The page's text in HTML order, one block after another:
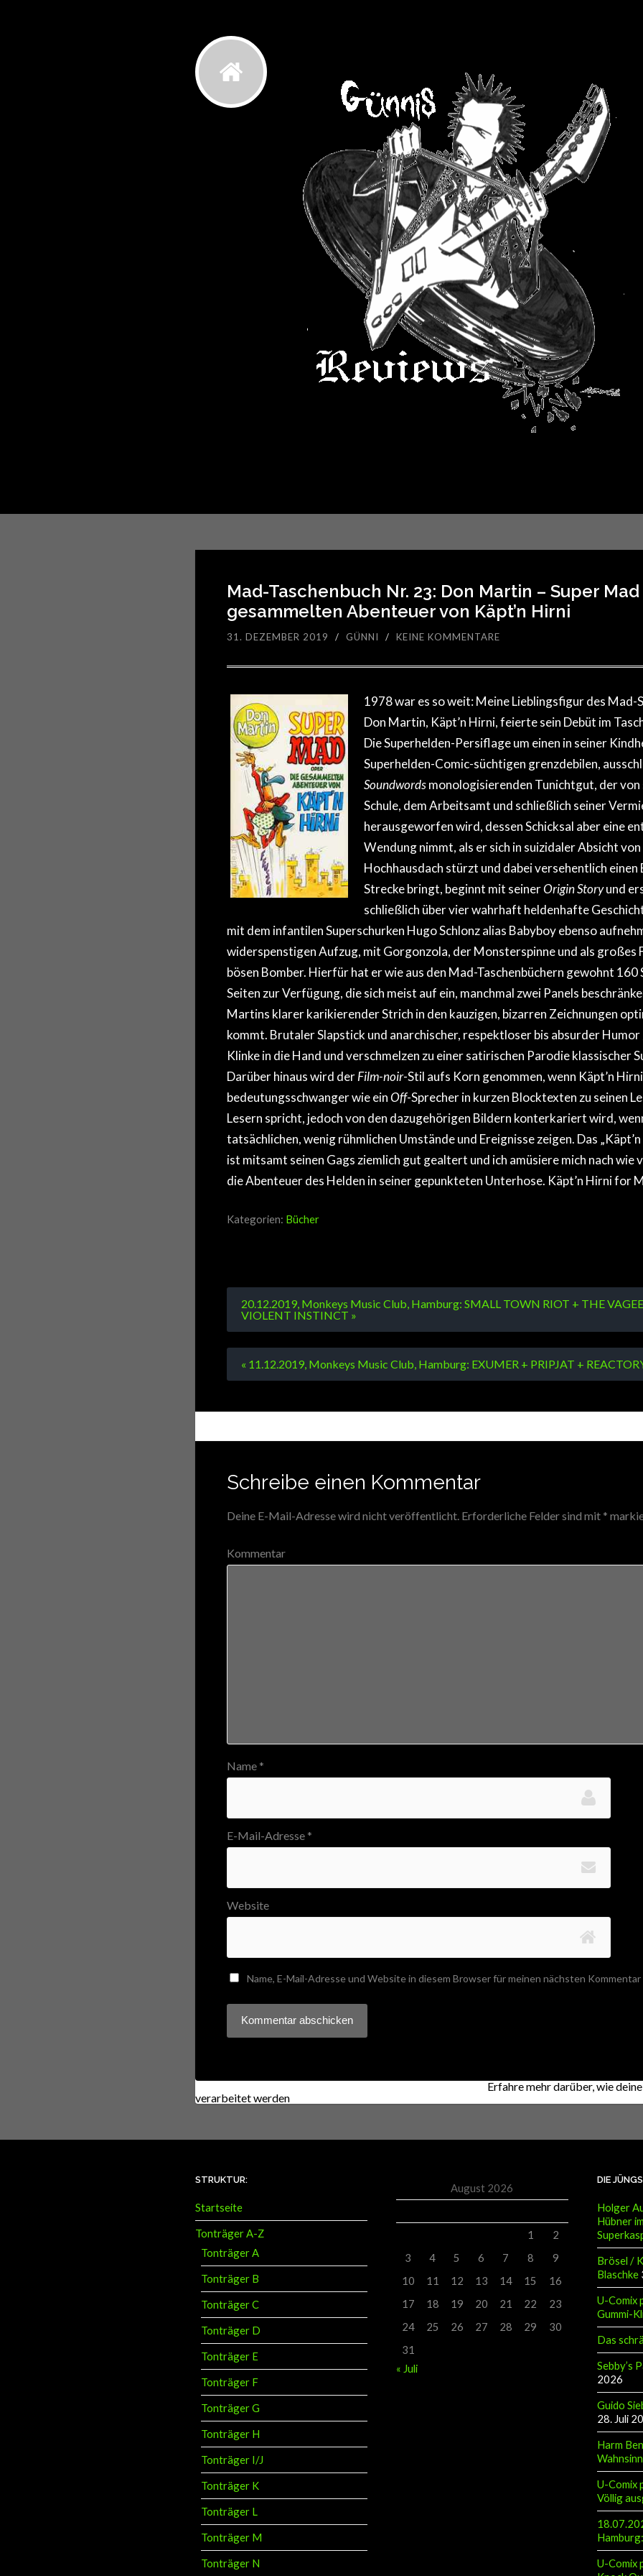
Mad-Taschenbuch Nr. 23: Don Martin – Super
gesammelten Abenteuer von Käpt’n Hirni
31. DEZEMBER 2019 / GÜNNI / KEINE KOMMENTARE
1978 war es so weit: Meine Lieblingsfigur des Mad-
Don Martin, Käpt’n Hirni, feierte sein Debüt im
Die Superhelden-Persiflage um einen in seiner
Superhelden-Comic-süchtigen grenzdebilen,
Soundwordsmonologisierenden Tunichtgut, der von
Schule, dem Arbeitsamt und schließlich seiner
herausgeworfen wird, dessen Schicksal aber eine
Wendung nimmt, als er sich in suizidaler Absicht von
Hochhausdach stürzt und dabei versehentlich einen
Strecke bringt, beginnt mit seinerOrigin Storyund
schließlich über vier wahrhaft heldenhafte
mit dem infantilen Superschurken Hugo Schlonz alias Babyboy ebenso
widerspenstigen Aufzug, mit Gorgonzola, der Monsterspinne und als großes
bösen Bomber. Hierfür hat er wie aus den Mad-Taschenbüchern gewohnt 160
Seiten zur Verfügung, die sich meist auf ein, manchmal zwei Panels
Martins klarer karikierender Strich in den kauzigen, bizarren Zeichnungen
kommt. Brutaler Slapstick und anarchischer, respektloser bis absurder Humor
Klinke in die Hand und verschmelzen zu einer satirischen Parodie klassischer
Darüber hinaus wird derFilm-noir-Stil aufs Korn genommen, wenn Käpt’n Hirni
bedeutungsschwanger wie einOff-Sprecher in kurzen Blocktexten zu seinen
Lesern spricht, jedoch von den dazugehörigen Bildern konterkariert wird,
tatsächlichen, wenig rühmlichen Umstände und Ereignisse zeigen. Das
ist mitsamt seinen Gags ziemlich gut gealtert und ich amüsiere mich nach wie
die Abenteuer des Helden in seiner gepunkteten Unterhose. Käpt’n Hirni for
Kategorien: Bücher
20.12.2019, Monkeys Music Club, Hamburg: SMALL TOWN RIOT + THE
VIOLENT INSTINCT »
« 11.12.2019, Monkeys Music Club, Hamburg: EXUMER + PRIPJAT +
Schreibe einen Kommentar
Deine E-Mail-Adresse wird nicht veröffentlicht. Erforderliche Felder sind mit *
Kommentar
Name *
E-Mail-Adresse *
Website
Name, E-Mail-Adresse und Website in diesem Browser für meinen nächsten Kommentar
Diese Website verwendet Akismet, um Spam zu reduzieren.Erfahre mehr darüber, wie
verarbeitet werden.
STRUKTUR:
Startseite
Tonträger A-Z
Tonträger A
Tonträger B
Tonträger C
Tonträger D
Tonträger E
Tonträger F
Tonträger G
Tonträger H
Tonträger I/J
Tonträger K
Tonträger L
Tonträger M
Tonträger N
August 2026
1
2
3
4 5 6 7 8
9
10
11 12 13 14 15
16
17
18 19 20 21 22
23
24
25 26 27 28 29
30
31
« Juli
DIE
Holger
Hübner
Brösel /
Blaschke
U-Comix
Gummi-
Das
Sebby’s
2026
Guido
28. Juli
Harm
U-Comix
Völlig
U-Comix